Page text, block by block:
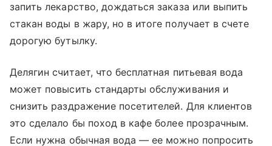
запить лекарство, дождаться заказа или выпить
стакан воды в жару, но в итоге получает в счете
дорогую бутылку.
Делягин считает, что бесплатная питьевая вода
может повысить стандарты обслуживания и
снизить раздражение посетителей. Для клиентов
это сделало бы поход в кафе более прозрачным.
Если нужна обычная вода — ее можно попросить